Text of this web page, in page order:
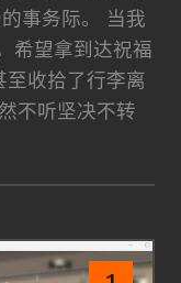
事务际。 当我
希望拿到达祝福
至收拾了行李离
不听坚决不转